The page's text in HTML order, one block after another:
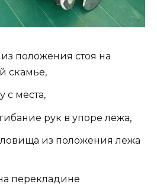
положения стоя на
скамье,
с места,
рук в упоре лежа,
из положения лежа
перекладине